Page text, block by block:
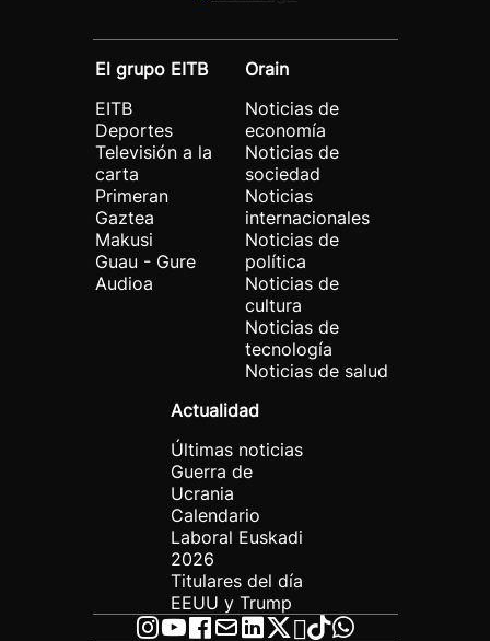
El grupo EITB
EITB
Deportes
Televisión a la
carta
Primeran
Gaztea
Makusi
Guau - Gure
Audioa
Orain
Noticias de
economía
Noticias de
sociedad
Noticias
internacionales
Noticias de
política
Noticias de
cultura
Noticias de
tecnología
Noticias de salud
Actualidad
Últimas noticias
Guerra de
Ucrania
Calendario
Laboral Euskadi
2026
Titulares del día
EEUU y Trump